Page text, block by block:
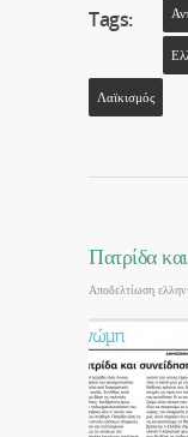
Tags:
Λαϊκισμός
Πατρίδα
Αποδελτίωση